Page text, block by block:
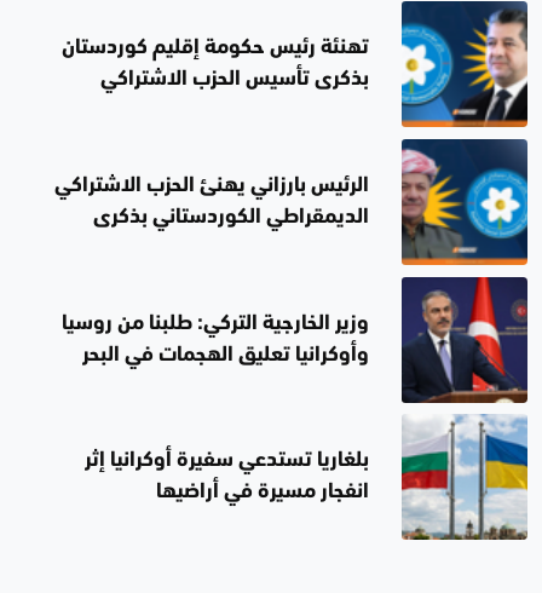
تهنئة رئيس حكومة إقليم كوردستان
بذكرى تأسيس الحزب الاشتراكي
الرئيس بارزاني يهنئ الحزب الاشتراكي
الديمقراطي الكوردستاني بذكرى
وزير الخارجية التركي: طلبنا من روسيا
وأوكرانيا تعليق الهجمات في البحر
بلغاريا تستدعي سفيرة أوكرانيا إثر
انفجار مسيرة في أراضيها